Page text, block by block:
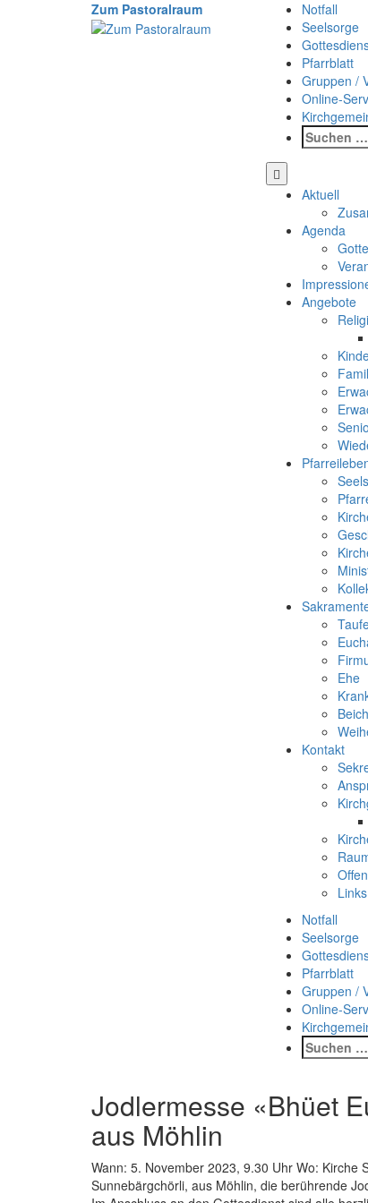
Zum Pastoralraum
Notfall
Seelsorge
Pfarrblatt
Gruppen /
Online-
Suchen
nach:
Aktuell
Agenda
Angebote
Ehe
Kontakt
Links
Notfall
Seelsorge
Pfarrblatt
Gruppen /
Online-
Suchen
nach:
Jodlermesse «Bhüet
aus Möhlin
Wann: 5. November 2023, 9.30 Uhr Wo: Kirche
Sunnebärgchörli, aus Möhlin, die berührende